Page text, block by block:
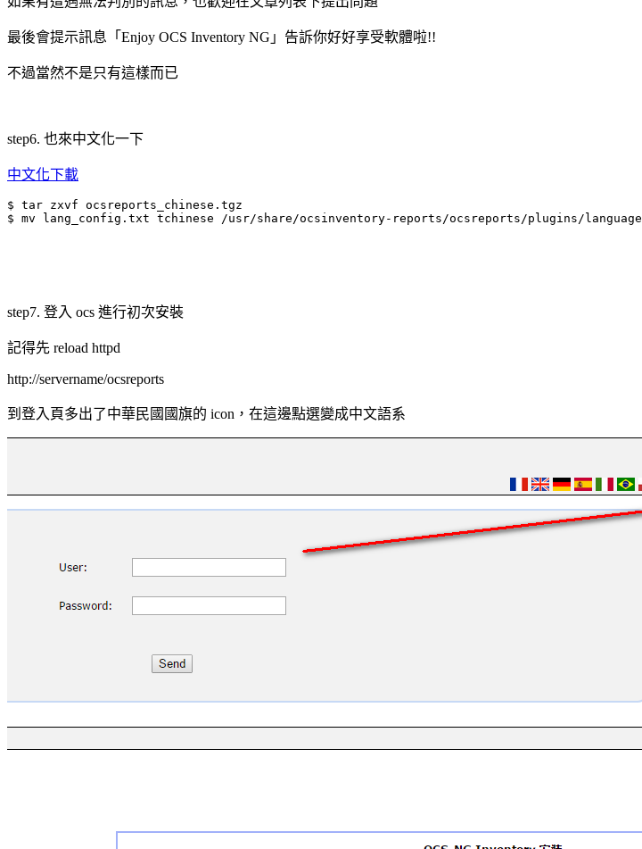
最後會提示訊息「Enjoy OCS Inventory NG」告訴你好好享受軟體啦!!
不過當然不是只有這樣而已
step6. 也來中文化一下
中文化下載
$ tar zxvf ocsreports_chinese.tgz
$ mv lang_config.txt tchinese /usr/share/ocsinventory-reports/ocsreports/plugins/language
step7. 登入 ocs 進行初次安裝
記得先 reload httpd
http://servername/ocsreports
到登入頁多出了中華民國國旗的 icon，在這邊點選變成中文語系